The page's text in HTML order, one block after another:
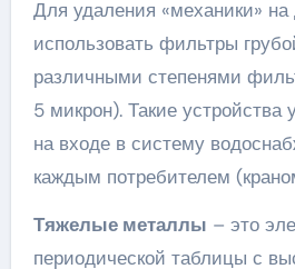
Для удаления «механики»
использовать фильтры
различными степенями
5 микрон). Такие устройства
на входе в систему
каждым потребителем
Тяжелые металлы – это
периодической таблицы с